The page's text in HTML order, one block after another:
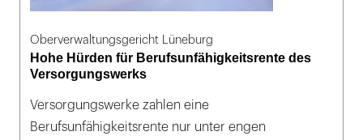
Oberverwaltungsgericht Lüneburg
Hohe Hürden für Berufsunfähigkeitsrente des
Versorgungswerks
Versorgungswerke zahlen eine
Berufsunfähigkeitsrente nur unter engen